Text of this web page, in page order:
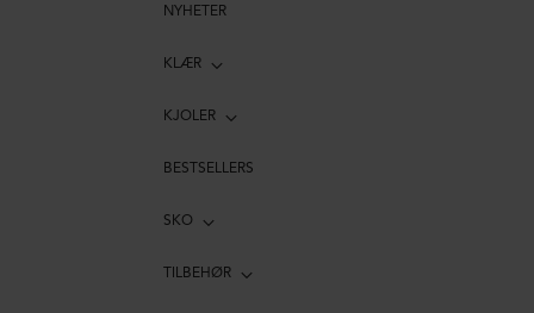
NYHETER
KLÆR
KJOLER
BESTSELLERS
SKO
TILBEHØR